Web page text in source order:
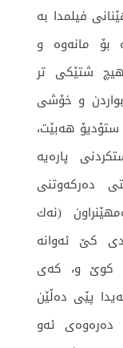
فیلمدا به‌
بۆ مانه‌وه‌ و
شتێكی تر
و خۆشی
هه‌بێت،
پاره‌یه‌
ده‌ركه‌وتنی
(نه‌ك
كێ ئه‌وانه‌
كوێ و، كه‌ی
پێی ده‌ڵێن
ده‌ره‌وه‌ی ئه‌و